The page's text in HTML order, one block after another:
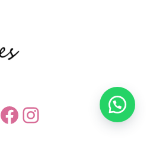
Facebook
Instagram